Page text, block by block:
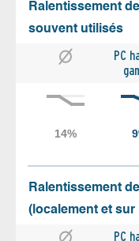
Ralentissement
souvent utilisés
PC
Ralentissement
(localement et sur
PC